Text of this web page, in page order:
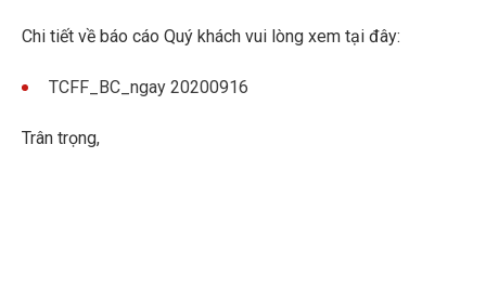
Chi tiết về báo cáo Quý khách vui lòng xem tại đây:
TCFF_BC_ngay 20200916
Trân trọng,